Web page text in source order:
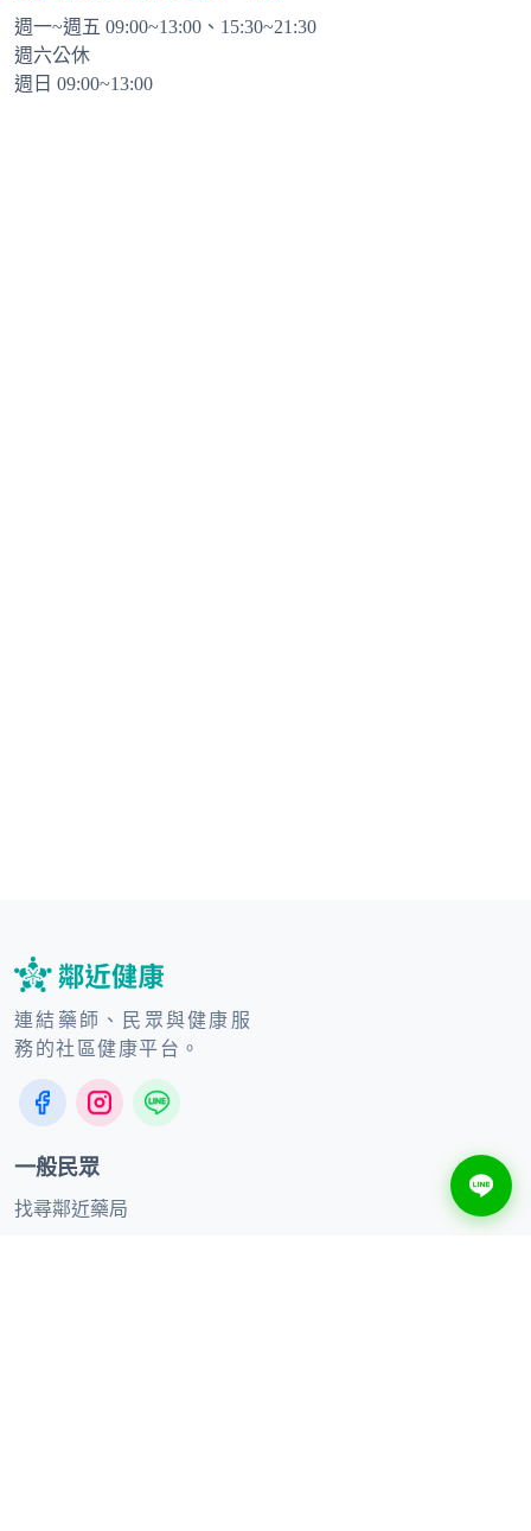
週一~週五 09:00~13:00、15:30~21:30
週六公休
週日 09:00~13:00
連結藥師、民眾與健康服
務的社區健康平台。
一般民眾
找尋鄰近藥局